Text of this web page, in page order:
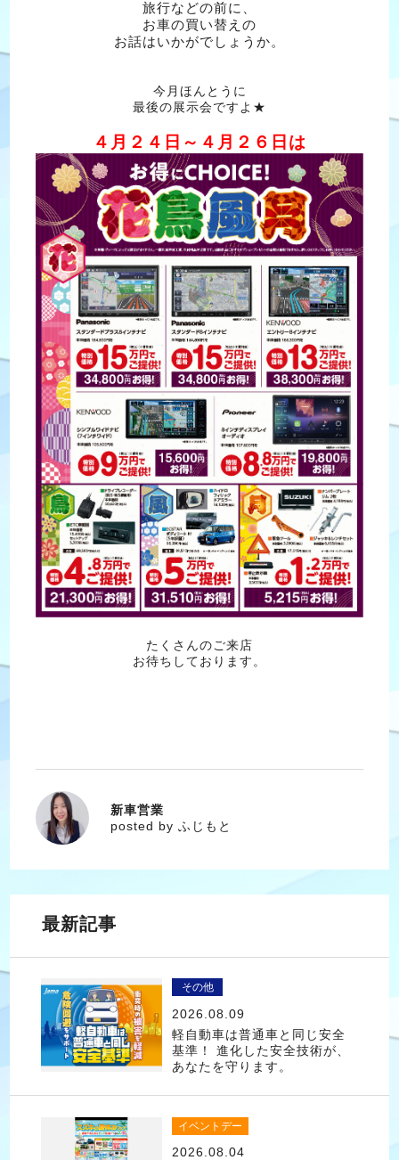
旅行などの前に、
お車の買い替えの
お話はいかがでしょうか。
今月ほんとうに
最後の展示会ですよ★
４月２４日～４月２６日は
たくさんのご来店
お待ちしております。
ふじもと
新車営業
posted by ふじもと
最新記事
その他
2026.08.09
軽自動車は普通車と同じ安全
基準！ 進化した安全技術が、
あなたを守ります。
イベントデー
2026.08.04